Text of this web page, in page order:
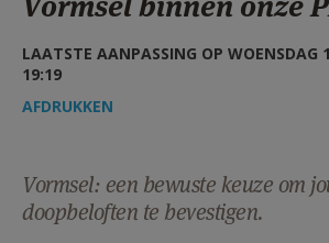
AANMELDEN OF
LAATSTE AANPASSING OP WOENSDAG
19:19
AFDRUKKEN
Vormsel: een bewuste keuze om
doopbeloften te bevestigen.